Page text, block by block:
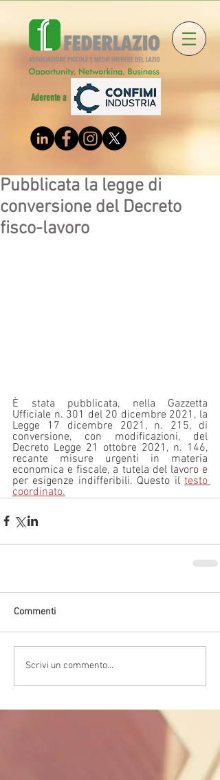
Aderente a
Pubblicata la legge di
conversione del Decreto
fisco-lavoro
È stata pubblicata, nella Gazzetta
Ufficiale n. 301 del 20 dicembre 2021, la
Legge 17 dicembre 2021, n. 215, di
conversione, con modificazioni, del
Decreto Legge 21 ottobre 2021, n. 146,
recante misure urgenti in materia
economica e fiscale, a tutela del lavoro e
per esigenze indifferibili. Questo il testo
coordinato.
Commenti
Scrivi un commento...